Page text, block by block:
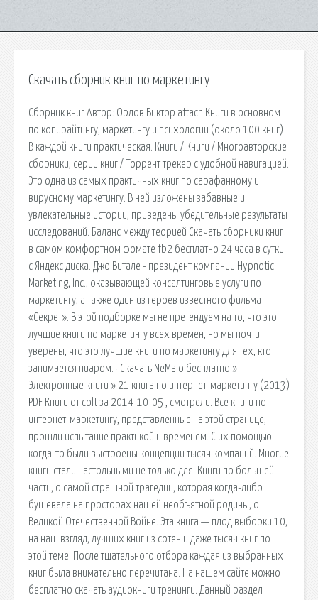
Скачать сборник книг по маркетингу
Сборник книг Автор: Орлов Виктор attach Книги в основном
по копирайтингу, маркетингу и психологии (около 100 книг)
В каждой книги практическая. Книги / Книги / Многоавторские
сборники, серии книг / Торрент трекер с удобной навигацией.
Это одна из самых практичных книг по сарафанному и
вирусному маркетингу. В ней изложены забавные и
увлекательные истории, приведены убедительные результаты
исследований. Баланс между теорией Скачать сборники книг
в самом комфортном фомате fb2 бесплатно 24 часа в сутки
c Яндекс диска. Джо Витале - президент компании Hypnotic
Marketing, Inc., оказывающей консалтинговые услуги по
маркетингу, а также один из героев известного фильма
«Секрет». В этой подборке мы не претендуем на то, что это
лучшие книги по маркетингу всех времен, но мы почти
уверены, что это лучшие книги по маркетингу для тех, кто
занимается пиаром. · Скачать NeMalo бесплатно »
Электронные книги » 21 книга по интернет-маркетингу (2013)
PDF Книги от colt за 2014-10-05 , смотрели. Все книги по
интернет-маркетингу, представленные на этой странице,
прошли испытание практикой и временем. С их помощью
когда-то были выстроены концепции тысяч компаний. Многие
книги стали настольными не только для. Книги по большей
части, о самой страшной трагедии, которая когда-либо
бушевала на просторах нашей необъятной родины, о
Великой Отечественной Войне. Эта книга — плод выборки 10,
на наш взгляд, лучших книг из сотен и даже тысяч книг по
этой теме. После тщательного отбора каждая из выбранных
книг была внимательно перечитана. На нашем сайте можно
бесплатно скачать аудиокниги тренинги. Данный раздел